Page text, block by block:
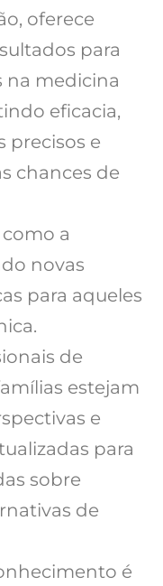
oferece
para
na medicina
eficacia,
precisos e
chances de
a
novas
para aqueles
de
estejam
e
para
sobre
de
é